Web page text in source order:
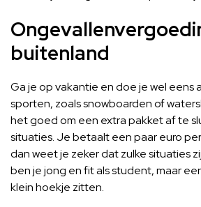
buitenland
Ga je op vakantie en doe je wel eens
sporten, zoals snowboarden of
het goed om een extra pakket af te
situaties. Je betaalt een paar euro
dan weet je zeker dat zulke situaties
ben je jong en fit als student, maar
klein hoekje zitten.